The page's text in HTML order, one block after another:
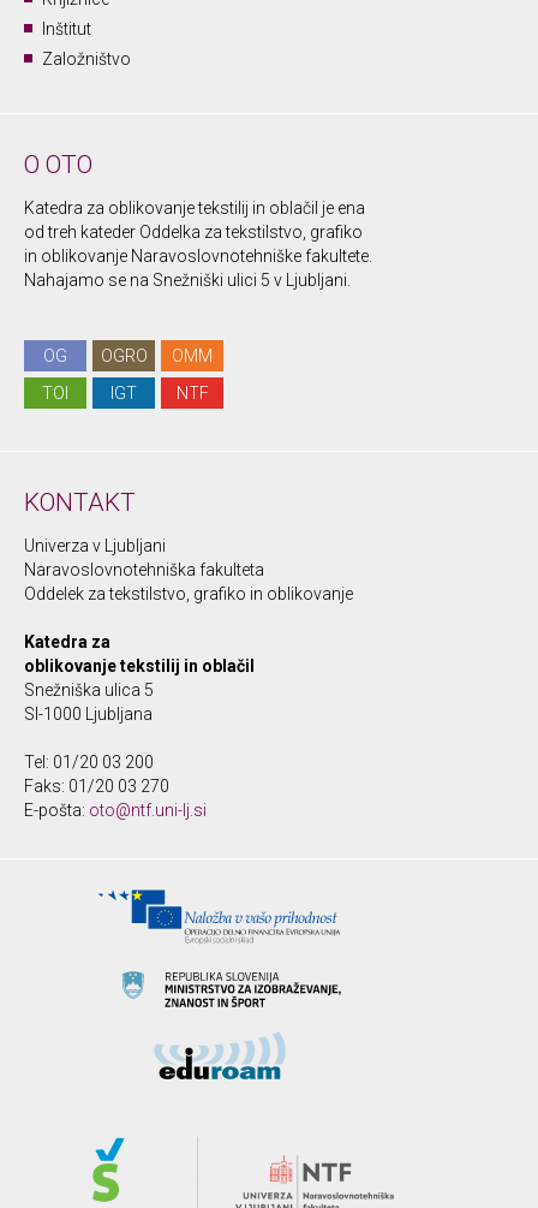
Inštitut
Založništvo
O OTO
Katedra za oblikovanje tekstilij in oblačil je ena
od treh kateder Oddelka za tekstilstvo, grafiko
in oblikovanje Naravoslovnotehniške fakultete.
Nahajamo se na Snežniški ulici 5 v Ljubljani.
OG OGRO
OMM
TOI
IGT NTF
KONTAKT
Univerza v Ljubljani
Naravoslovnotehniška fakulteta
Oddelek za tekstilstvo, grafiko in oblikovanje
Katedra za
oblikovanje tekstilij in oblačil
Snežniška ulica 5
SI-1000 Ljubljana
Tel: 01/20 03 200
Faks: 01/20 03 270
E-pošta: oto@ntf.uni-lj.si